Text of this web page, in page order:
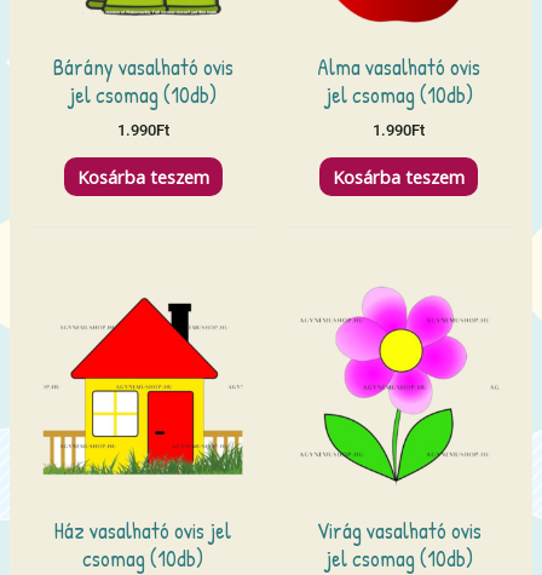
Bárány vasalható ovis
jel csomag (10db)
1.990Ft
Kosárba teszem
Alma vasalható ovis
jel csomag (10db)
1.990Ft
Kosárba teszem
Ház vasalható ovis jel
csomag (10db)
Virág vasalható ovis
jel csomag (10db)